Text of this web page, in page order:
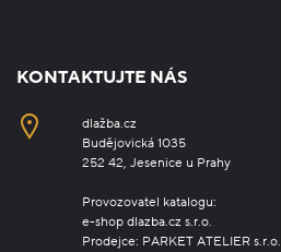
KONTAKTUJTE NÁS
dlažba.cz
Budějovická 1035
252 42, Jesenice u Prahy
Provozovatel katalogu:
e-shop dlazba.cz s.r.o.
Prodejce: PARKET ATELIER s.r.o.